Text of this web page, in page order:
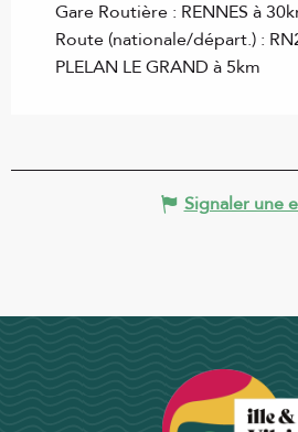
Gare Routière : RENNES à
Route (nationale/départ.) :
PLELAN LE GRAND à 5km
Signaler une